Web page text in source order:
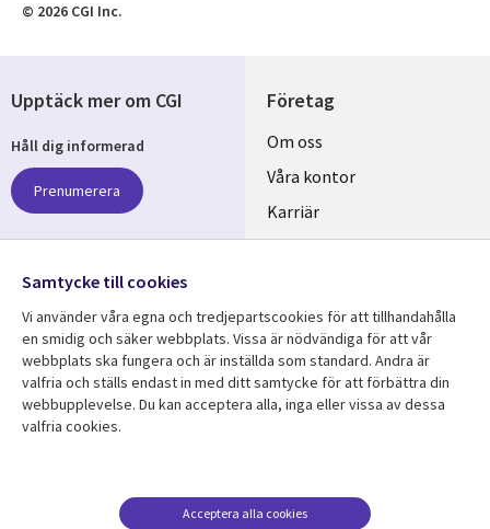
© 2026 CGI Inc.
Företag
Useful
links
SWEDEN
Om oss
Våra kontor
Karriär
Hållbarhet
Resurscenter
SWEDEN
dataskydd
Upptäck mer om CGI
Håll dig informerad
Prenumerera
Följ oss
Social
Media
SWEDEN
Samtycke till cookies
Vi använder våra egna och tredjepartscookies för att tillhandahålla
en smidig och säker webbplats. Vissa är nödvändiga för att vår
webbplats ska fungera och är inställda som standard. Andra är
valfria och ställs endast in med ditt samtycke för att förbättra din
webbupplevelse. Du kan acceptera alla, inga eller vissa av dessa
valfria cookies.
Acceptera alla cookies